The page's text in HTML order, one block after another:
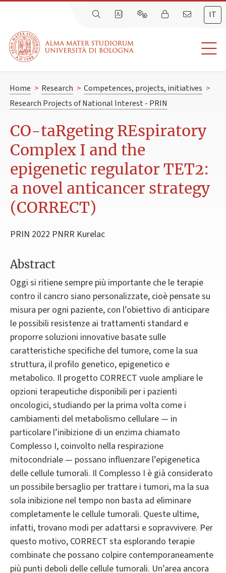
IT
Home > Research > Competences, projects, initiatives >
Research Projects of National Interest - PRIN
CO-taRgeting REspiratory
Complex I and the
epigenetic regulator TET2:
a novel anticancer strategy
(CORRECT)
PRIN 2022 PNRR Kurelac
Abstract
Oggi si ritiene sempre più importante che le terapie
contro il cancro siano personalizzate, cioè pensate su
misura per ogni paziente, con l’obiettivo di anticipare
le possibili resistenze ai trattamenti standard e
proporre soluzioni innovative basate sulle
caratteristiche specifiche del tumore, come la sua
struttura, il profilo genetico, epigenetico e
metabolico. Il progetto CORRECT vuole ampliare le
opzioni terapeutiche disponibili per i pazienti
oncologici, studiando per la prima volta come i
cambiamenti del metabolismo cellulare — in
particolare l’inibizione di un enzima chiamato
Complesso I, coinvolto nella respirazione
mitocondriale — possano influenzare l’epigenetica
delle cellule tumorali. Il Complesso I è già considerato
un possibile bersaglio per trattare i tumori, ma la sua
sola inibizione nel tempo non basta ad eliminare
completamente le cellule tumorali. Queste ultime,
infatti, trovano modi per adattarsi e sopravvivere. Per
questo motivo, CORRECT sta esplorando terapie
combinate che possano colpire contemporaneamente
più punti deboli delle cellule tumorali. Un’area ancora